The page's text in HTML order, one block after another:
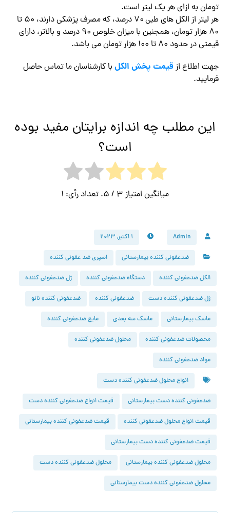
تومان به ازای هر یک لیتر است.
هر لیتر از الکل های طبی ۷۰ درصد، که مصرف پزشکی دارند، ۵۰ تا
۸۰ هزار تومان، همجنین با میزان خلوص ۹۰ درصد و بالاتر، دارای
قیمتی در حدود ۸۰ تا ۱۰۰ هزار تومان می باشد.
جهت اطلاع از قیمت پخش الکل با کارشناسان ما تماس حاصل
فرمایید.
این مطلب چه اندازه برایتان مفید بوده
است؟
میانگین امتیاز 3 / 5. تعداد رأی: 1
Admin ۱ اکتبر, ۲۰۲۳
ضدعفونی کننده بیمارستانی اسپری ضد عفونی کننده
الکل ضدعفونی کننده دستگاه ضدعفونی کننده ژل ضدعفونی کننده
ژل ضدعفونی کننده دست ضدعفونی کننده ضدعفونی کننده نانو
ماسک بیمارستانی ماسک سه بعدی مایع ضدعفونی کننده
محصولات ضدعفونی کننده محلول ضدعفونی کننده
مواد ضدعفونی کننده
انواع محلول ضدعفونی کننده دست
ضدعفونی کننده دست بیمارستانی قیمت انواع ضدعفونی کننده دست
قیمت انواع محلول ضدعفونی کننده قیمت ضدعفونی کننده بیمارستانی
قیمت ضدعفونی کننده دست بیمارستانی
محلول ضدعفونی کننده بیمارستانی محلول ضدعفونی کننده دست
محلول ضدعفونی کننده دست بیمارستانی